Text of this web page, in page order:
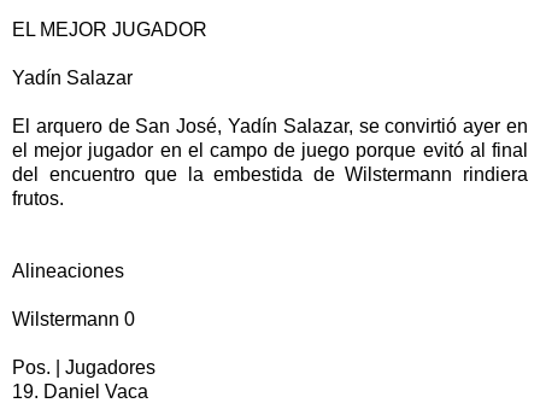
EL MEJOR JUGADOR
Yadín Salazar
El arquero de San José, Yadín Salazar, se convirtió ayer en
el mejor jugador en el campo de juego porque evitó al final
del encuentro que la embestida de Wilstermann rindiera
frutos.
Alineaciones
Wilstermann 0
Pos. | Jugadores
19. Daniel Vaca